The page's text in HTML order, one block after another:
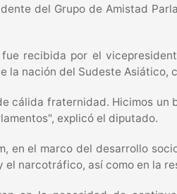
del Grupo de Amistad
recibida por el
la nación del Sudeste Asiático,
cálida fraternidad. Hicimos
explicó el diputado.
en el marco del desarrollo
narcotráfico, así como en la